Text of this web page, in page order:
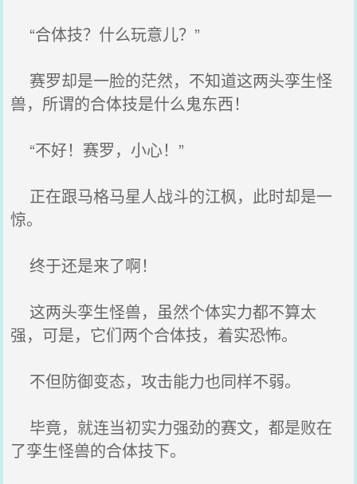
“合体技？什么玩意儿？”
赛罗却是一脸的茫然，不知道这两头孪生怪
兽，所谓的合体技是什么鬼东西！
“不好！赛罗，小心！”
正在跟马格马星人战斗的江枫，此时却是一
惊。
终于还是来了啊！
这两头孪生怪兽，虽然个体实力都不算太
强，可是，它们两个合体技，着实恐怖。
不但防御变态，攻击能力也同样不弱。
毕竟，就连当初实力强劲的赛文，都是败在
了孪生怪兽的合体技下。